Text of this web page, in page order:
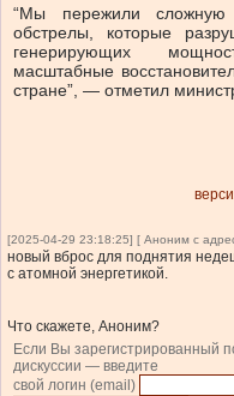
“Мы пережили сложную
обстрелы, которые
генерирующих
масштабные
стране”, — отметил
[2025-04-29 23:18:25] [ Аноним с
новый вброс для поднятия
с атомной энергетикой.
Что скажете, Аноним?
Если Вы зарегистрированный
дискуссии — введите
свой логин (email)